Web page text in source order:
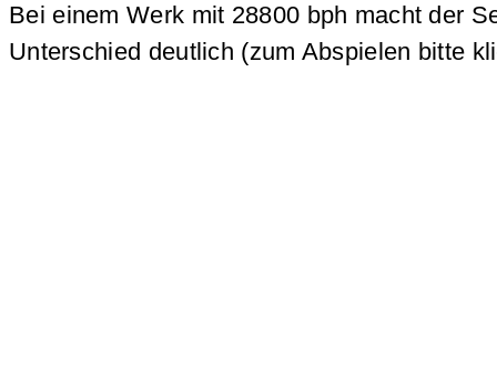
Bei einem Werk mit 28800 bph macht der
Unterschied deutlich (zum Abspielen bitte